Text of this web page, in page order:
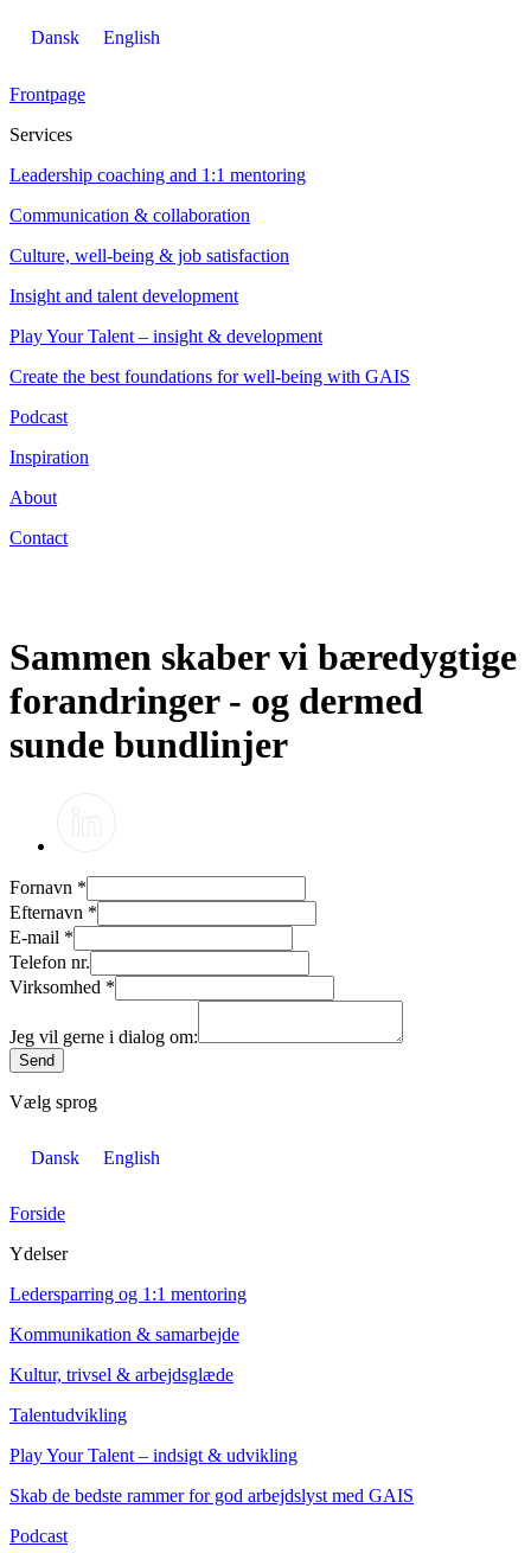
Dansk English
Frontpage
Services
Leadership coaching and 1:1 mentoring
Communication & collaboration
Culture, well-being & job satisfaction
Insight and talent development
Play Your Talent – insight & development
Create the best foundations for well-being with GAIS
Podcast
Inspiration
About
Contact
Sammen skaber vi bæredygtige
forandringer - og dermed
sunde bundlinjer
Fornavn *
Efternavn *
E-mail *
Telefon nr.
Virksomhed *
Jeg vil gerne i dialog om:
Send
Vælg sprog
Dansk English
Forside
Ydelser
Ledersparring og 1:1 mentoring
Kommunikation & samarbejde
Kultur, trivsel & arbejdsglæde
Talentudvikling
Play Your Talent – indsigt & udvikling
Skab de bedste rammer for god arbejdslyst med GAIS
Podcast